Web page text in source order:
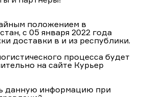
положением в
с 05 января 2022 года
доставки в и из республики.
процесса будет
на сайте Курьер
данную информацию при